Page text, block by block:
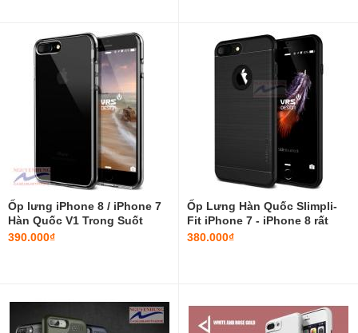
Ốp lưng iPhone 8 / iPhone 7
Hàn Quốc V1 Trong Suốt
Chính Hãng Verus
390.000₫
Ốp Lưng Hàn Quốc Slimpli-
Fit iPhone 7 - iPhone 8 rất
mềm mỏng
380.000₫